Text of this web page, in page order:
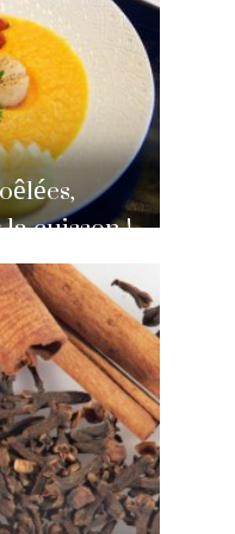
cuisson !